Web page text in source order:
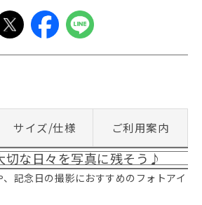
サイズ/仕様 ご利用案内
切な日々を写真に残そう♪
記念日の撮影におすすめのフォトアイ